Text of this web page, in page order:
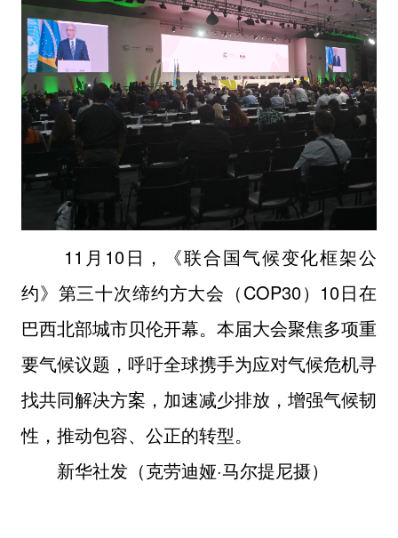
11月10日，《联合国气候变化框架公
约》第三十次缔约方大会（COP30）10日在
巴西北部城市贝伦开幕。本届大会聚焦多项重
要气候议题，呼吁全球携手为应对气候危机寻
找共同解决方案，加速减少排放，增强气候韧
性，推动包容、公正的转型。
新华社发（克劳迪娅·马尔提尼摄）